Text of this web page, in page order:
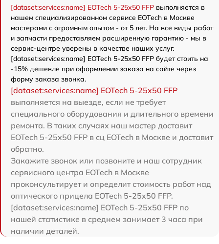
[dataset:services:name] EOTech 5-25x50 FFP выполняется в
нашем специализированном сервисе EOTech в Москве
мастерами с огромным опытом - от 5 лет. На все виды работ
и запчасти предоставляем расширенную гарантию - мы в
сервис-центре уверены в качестве наших услуг.
[dataset:services:name] EOTech 5-25x50 FFP будет стоить на
-15% дешевле при оформлении заказа на сайте через
форму заказа звонка.
[dataset:services:name] EOTech 5-25x50 FFP
выполняется на выезде, если не требует
специального оборудования и длительного времени
ремонта. В таких случаях наш мастер доставит
EOTech 5-25x50 FFP в сц EOTech в Москве и доставит
обратно.
Закажите звонок или позвоните и наш сотрудник
сервисного центра EOTech в Москве
проконсультирует и определит стоимость работ над
оптического прицела EOTech 5-25x50 FFP.
[dataset:services:name] EOTech 5-25x50 FFP по
нашей статистике в среднем занимает 3 часа при
наличии деталей.